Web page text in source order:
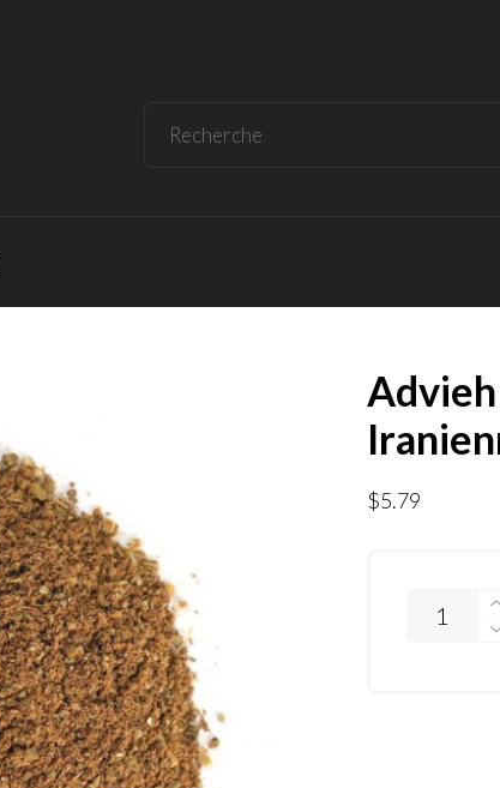
$5.79